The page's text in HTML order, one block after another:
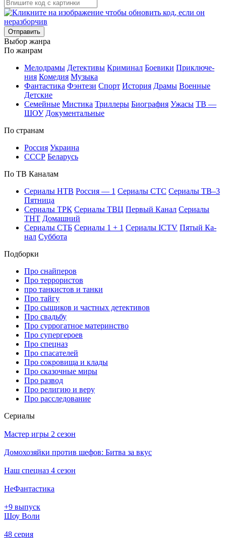
Отправить
Вы­бор жан­ра
По жан­рам
Ме­ло­дра­мы Де­тек­ти­вы Кри­ми­нал Бое­ви­ки При­клю­че­
ния Ко­ме­дия Му­зы­ка
Фан­та­сти­ка Фэн­те­зи Спорт Ис­то­рия Дра­мы Во­ен­ные
Дет­ские
Се­мей­ные Мис­ти­ка Трил­ле­ры Био­гра­фия Ужа­сы ТВ —
ШОУ До­ку­мен­таль­ные
По стра­нам
Рос­сия Ук­раи­на
СССР Бе­ла­русь
По ТВ Ка­на­лам
Се­риа­лы НТВ Рос­сия — 1 Се­риа­лы СТС Се­риа­лы ТВ–3
Пят­ни­ца
Се­риа­лы ТРК Се­риа­лы ТВЦ Пер­вый Ка­нал Се­риа­лы
ТНТ До­маш­ний
Се­риа­лы СТБ Се­риа­лы 1 + 1 Се­риа­лы ICTV Пя­тый Ка­
нал Суб­бо­та
Подборки
Про снайперов
Про террористов
про танкистов и танки
Про тайгу
Про сыщиков и частных детективов
Про свадьбу
Про суррогатное материнство
Про супергероев
Про спецназ
Про спасателей
Про сокровища и клады
Про сказочные миры
Про развод
Про религию и веру
Про расследование
Се­риа­лы
Мастер игры 2 сезон
Домохозяйки против шефов: Битва за вкус
Наш спецназ 4 сезон
НеФантастика
+9 выпуск
Шоу Воли
48 серия